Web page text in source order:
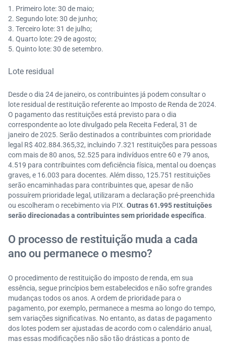
Primeiro lote: 30 de maio;
Segundo lote: 30 de junho;
Terceiro lote: 31 de julho;
Quarto lote: 29 de agosto;
Quinto lote: 30 de setembro.
Lote residual
Desde o dia 24 de janeiro, os contribuintes já podem consultar o
lote residual de restituição referente ao Imposto de Renda de 2024.
O pagamento das restituições está previsto para o dia
correspondente ao lote divulgado pela Receita Federal, 31 de
janeiro de 2025. Serão destinados a contribuintes com prioridade
legal R$ 402.884.365,32, incluindo 7.321 restituições para pessoas
com mais de 80 anos, 52.525 para indivíduos entre 60 e 79 anos,
4.519 para contribuintes com deficiência física, mental ou doenças
graves, e 16.003 para docentes. Além disso, 125.751 restituições
serão encaminhadas para contribuintes que, apesar de não
possuírem prioridade legal, utilizaram a declaração pré-preenchida
ou escolheram o recebimento via PIX. Outras 61.995 restituições
serão direcionadas a contribuintes sem prioridade específica.
O processo de restituição muda a cada
ano ou permanece o mesmo?
O procedimento de restituição do imposto de renda, em sua
essência, segue princípios bem estabelecidos e não sofre grandes
mudanças todos os anos. A ordem de prioridade para o
pagamento, por exemplo, permanece a mesma ao longo do tempo,
sem variações significativas. No entanto, as datas de pagamento
dos lotes podem ser ajustadas de acordo com o calendário anual,
mas essas modificações não são tão drásticas a ponto de